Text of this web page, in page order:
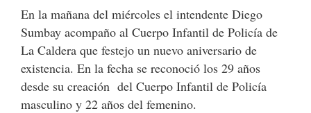
En la mañana del miércoles el intendente Diego
Sumbay acompaño al Cuerpo Infantil de Policía de
La Caldera que festejo un nuevo aniversario de
existencia. En la fecha se reconoció los 29 años
desde su creación del Cuerpo Infantil de Policía
masculino y 22 años del femenino.